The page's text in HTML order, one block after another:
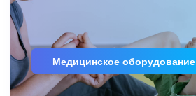
Медицинское оборудование